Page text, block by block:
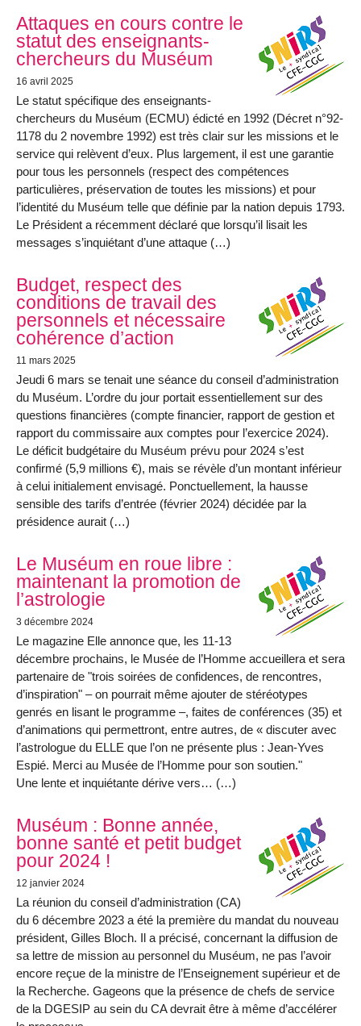
Attaques en cours contre le
statut des enseignants-
chercheurs du Muséum
16 avril 2025
Le statut spécifique des enseignants-
chercheurs du Muséum (ECMU) édicté en 1992 (Décret n°92-
1178 du 2 novembre 1992) est très clair sur les missions et le
service qui relèvent d’eux. Plus largement, il est une garantie
pour tous les personnels (respect des compétences
particulières, préservation de toutes les missions) et pour
l’identité du Muséum telle que définie par la nation depuis 1793.
Le Président a récemment déclaré que lorsqu’il lisait les
messages s’inquiétant d’une attaque (…)
Budget, respect des
conditions de travail des
personnels et nécessaire
cohérence d’action
11 mars 2025
Jeudi 6 mars se tenait une séance du conseil d’administration
du Muséum. L’ordre du jour portait essentiellement sur des
questions financières (compte financier, rapport de gestion et
rapport du commissaire aux comptes pour l’exercice 2024).
Le déficit budgétaire du Muséum prévu pour 2024 s’est
confirmé (5,9 millions €), mais se révèle d’un montant inférieur
à celui initialement envisagé. Ponctuellement, la hausse
sensible des tarifs d’entrée (février 2024) décidée par la
présidence aurait (…)
Le Muséum en roue libre :
maintenant la promotion de
l’astrologie
3 décembre 2024
Le magazine Elle annonce que, les 11-13
décembre prochains, le Musée de l’Homme accueillera et sera
partenaire de "trois soirées de confidences, de rencontres,
d’inspiration" – on pourrait même ajouter de stéréotypes
genrés en lisant le programme –, faites de conférences (35) et
d’animations qui permettront, entre autres, de « discuter avec
l’astrologue du ELLE que l’on ne présente plus : Jean-Yves
Espié. Merci au Musée de l’Homme pour son soutien."
Une lente et inquiétante dérive vers… (…)
Muséum : Bonne année,
bonne santé et petit budget
pour 2024 !
12 janvier 2024
La réunion du conseil d’administration (CA)
du 6 décembre 2023 a été la première du mandat du nouveau
président, Gilles Bloch. Il a précisé, concernant la diffusion de
sa lettre de mission au personnel du Muséum, ne pas l’avoir
encore reçue de la ministre de l’Enseignement supérieur et de
la Recherche. Gageons que la présence de chefs de service
de la DGESIP au sein du CA devrait être à même d’accélérer